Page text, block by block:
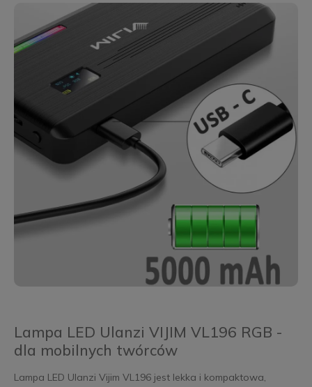
Lampa LED Ulanzi VIJIM VL196 RGB -
dla mobilnych twórców
Lampa LED Ulanzi Vijim VL196 jest lekka i kompaktowa,